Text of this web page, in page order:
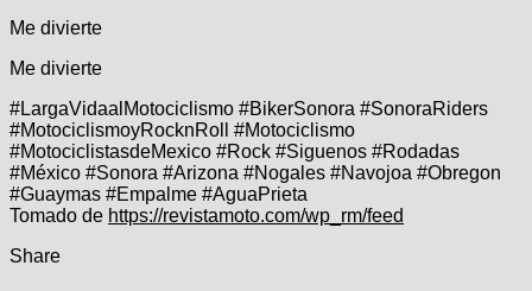
Me divierte
Me divierte
#LargaVidaalMotociclismo #BikerSonora #SonoraRiders
#MotociclismoyRocknRoll #Motociclismo
#MotociclistasdeMexico #Rock #Siguenos #Rodadas
#México #Sonora #Arizona #Nogales #Navojoa #Obregon
#Guaymas #Empalme #AguaPrieta
Tomado de https://revistamoto.com/wp_rm/feed
Share